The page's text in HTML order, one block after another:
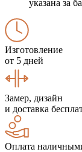
указана за
Изготовление
от 5 дней
Замер, дизайн
и доставка
Оплата